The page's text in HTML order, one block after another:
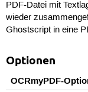
PDF-Datei mit
wieder
Ghostscript in eine
Optionen
OCRmyPDF-